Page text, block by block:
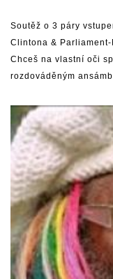
Soutěž o 3 páry
Clintona &
Chceš na vlastní oči
rozdováděným